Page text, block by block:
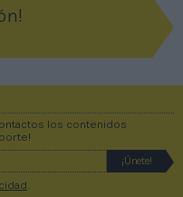
los contenidos